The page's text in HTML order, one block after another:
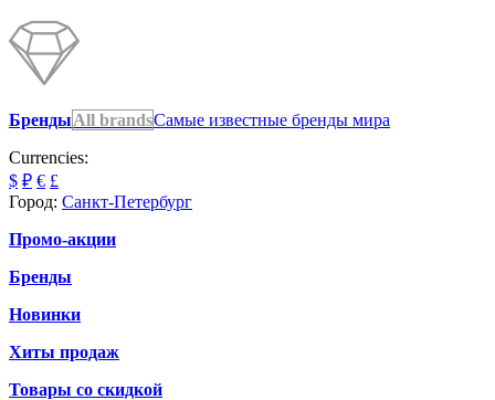
БрендыAll brandsСамые известные бренды мира
Currencies:
$ ₽ € £
Город: Санкт-Петербург
Промо-акции
Бренды
Новинки
Хиты продаж
Товары со скидкой